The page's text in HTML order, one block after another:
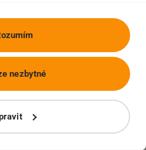
nezbytné